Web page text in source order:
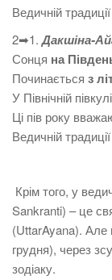
Ведичній
2➡1.Дакшіна-
Сонця на
Починається з
У Північній
Ці пів року
Ведичній
Крім того, у
Sankranti) – це
(UttarAyana). Але
грудня), через
зодіаку.